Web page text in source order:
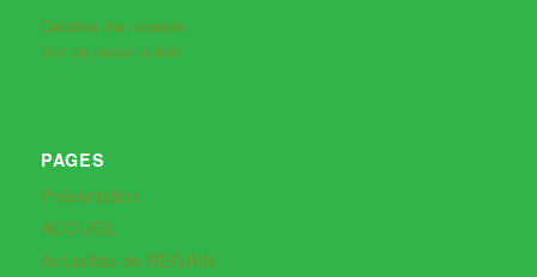
Création d'un compte
Mot de passe oublié
PAGES
Présentation
ACCUEIL
Actualités de REGAIN